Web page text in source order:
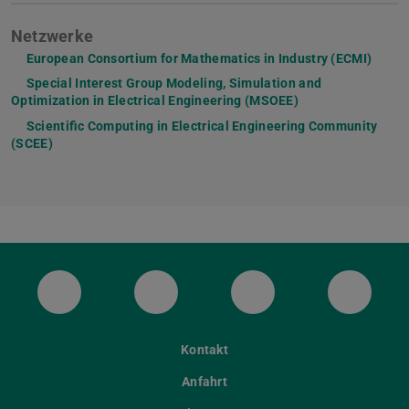
Netzwerke
European Consortium for Mathematics in Industry (ECMI)
Special Interest Group Modeling, Simulation and
Optimization in Electrical Engineering (MSOEE)
Scientific Computing in Electrical Engineering Community
(SCEE)
Mastodon YouTube Instagram
Kontakt
Anfahrt